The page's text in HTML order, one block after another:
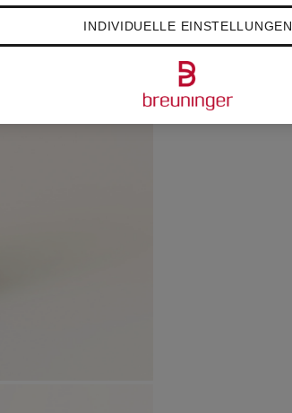
INDIVIDUELLE EINSTELLUNGEN